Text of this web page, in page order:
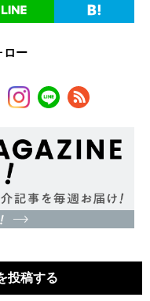
ロー
投稿する